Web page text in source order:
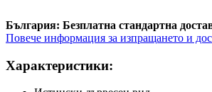
България: Безплатна стандартна
Повече информация за изпращането и
Характеристики: